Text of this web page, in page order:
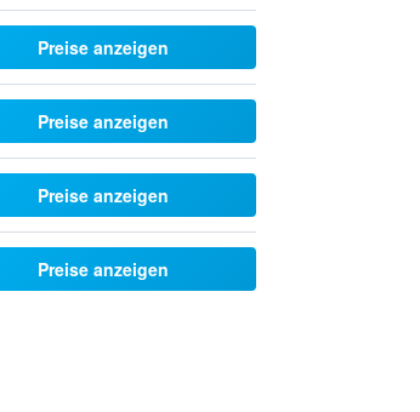
Preise anzeigen
Preise anzeigen
Preise anzeigen
Preise anzeigen